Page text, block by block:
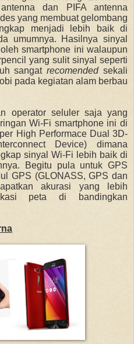
dan PIFA antenna
yang membuat gelombang
menjadi lebih baik di
umumnya. Hasilnya sinyal
smartphone ini walaupun
yang sulit sinyal seperti
sangatrecomendedsekali
pada kegiatan alam berbau
operator seluler saja yang
Wi-Fi smartphone ini di
High Performace Dual 3D-
Device) dimana
sinyal Wi-Fi lebih baik di
Begitu pula untuk GPS
GPS (GLONASS, GPS dan
akurasi yang lebih
peta di bandingkan